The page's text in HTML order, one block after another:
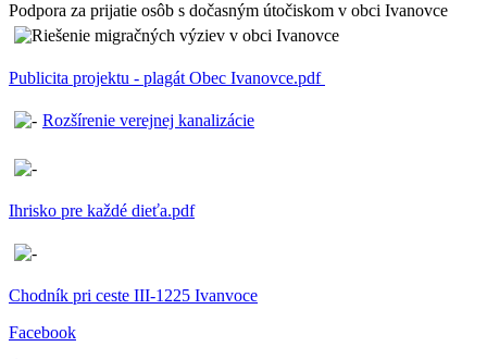
Podpora za prijatie osôb s dočasným útočiskom v obci Ivanovce
Publicita projektu - plagát Obec Ivanovce.pdf
Rozšírenie verejnej kanalizácie
Ihrisko pre každé dieťa.pdf
Chodník pri ceste III-1225 Ivanvoce
Facebook